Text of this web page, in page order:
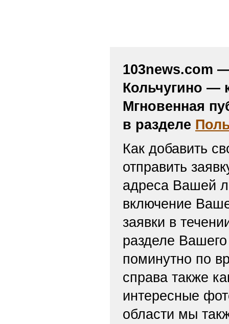
103news.com
Кольчугино —
Мгновенная
в разделе
Как добавить
отправить
адреса Вашей
включение
заявки в
разделе
поминутно по
справа также
интересные
области мы